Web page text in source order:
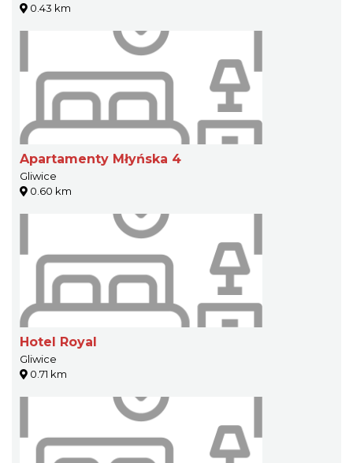
0.43 km
Apartamenty Młyńska 4
Gliwice
0.60 km
Hotel Royal
Gliwice
0.71 km